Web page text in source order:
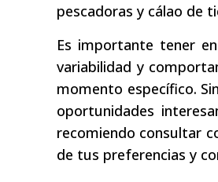
pescadoras y cálao de
Es importante tener
variabilidad y
momento específico.
oportunidades
recomiendo consultar
de tus preferencias y